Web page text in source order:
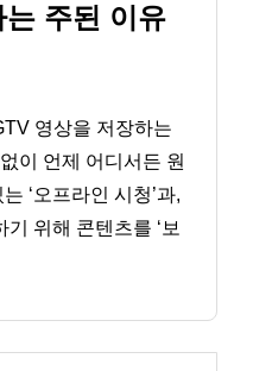
주된 이유
영상을 저장하는
이 언제 어디서든 원
‘오프라인 시청’과,
위해 콘텐츠를 ‘보